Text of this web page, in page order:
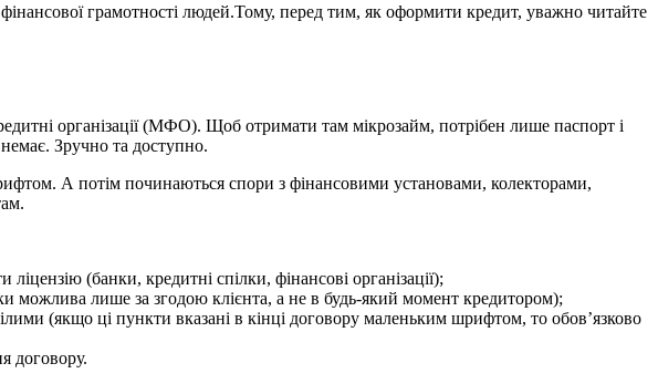
грамотності людей.Тому, перед тим, як оформити кредит, уважно читайте
організації (МФО). Щоб отримати там мікрозайм, потрібен лише паспорт і
Зручно та доступно.
А потім починаються спори з фінансовими установами, колекторами,
(банки, кредитні спілки, фінансові організації);
можлива лише за згодою клієнта, а не в будь-який момент кредитором);
(якщо ці пункти вказані в кінці договору маленьким шрифтом, то обов’язково
договору.